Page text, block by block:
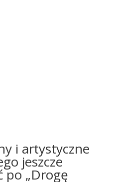
i artystyczne
jeszcze
po „Drogę